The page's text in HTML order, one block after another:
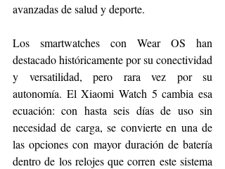
avanzadas de salud y deporte.
Los smartwatches con Wear OS han
destacado históricamente por su conectividad
y versatilidad, pero rara vez por su
autonomía. El Xiaomi Watch 5 cambia esa
ecuación: con hasta seis días de uso sin
necesidad de carga, se convierte en una de
las opciones con mayor duración de batería
dentro de los relojes que corren este sistema